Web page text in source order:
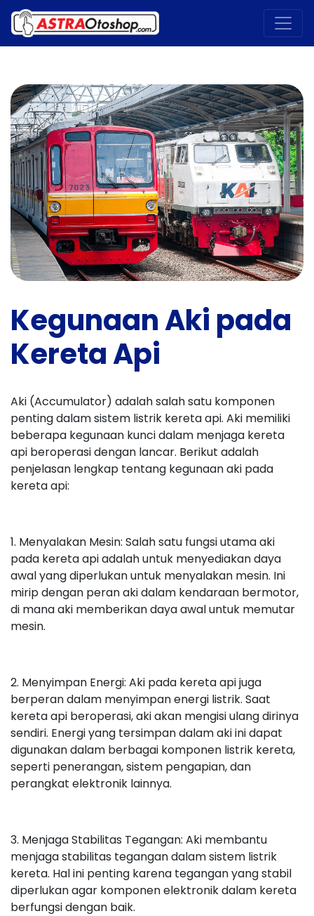
Kegunaan Aki pada
Kereta Api
Aki (Accumulator) adalah salah satu komponen
penting dalam sistem listrik kereta api. Aki memiliki
beberapa kegunaan kunci dalam menjaga kereta
api beroperasi dengan lancar. Berikut adalah
penjelasan lengkap tentang kegunaan aki pada
kereta api:
1. Menyalakan Mesin: Salah satu fungsi utama aki
pada kereta api adalah untuk menyediakan daya
awal yang diperlukan untuk menyalakan mesin. Ini
mirip dengan peran aki dalam kendaraan bermotor,
di mana aki memberikan daya awal untuk memutar
mesin.
2. Menyimpan Energi: Aki pada kereta api juga
berperan dalam menyimpan energi listrik. Saat
kereta api beroperasi, aki akan mengisi ulang dirinya
sendiri. Energi yang tersimpan dalam aki ini dapat
digunakan dalam berbagai komponen listrik kereta,
seperti penerangan, sistem pengapian, dan
perangkat elektronik lainnya.
3. Menjaga Stabilitas Tegangan: Aki membantu
menjaga stabilitas tegangan dalam sistem listrik
kereta. Hal ini penting karena tegangan yang stabil
diperlukan agar komponen elektronik dalam kereta
berfungsi dengan baik.